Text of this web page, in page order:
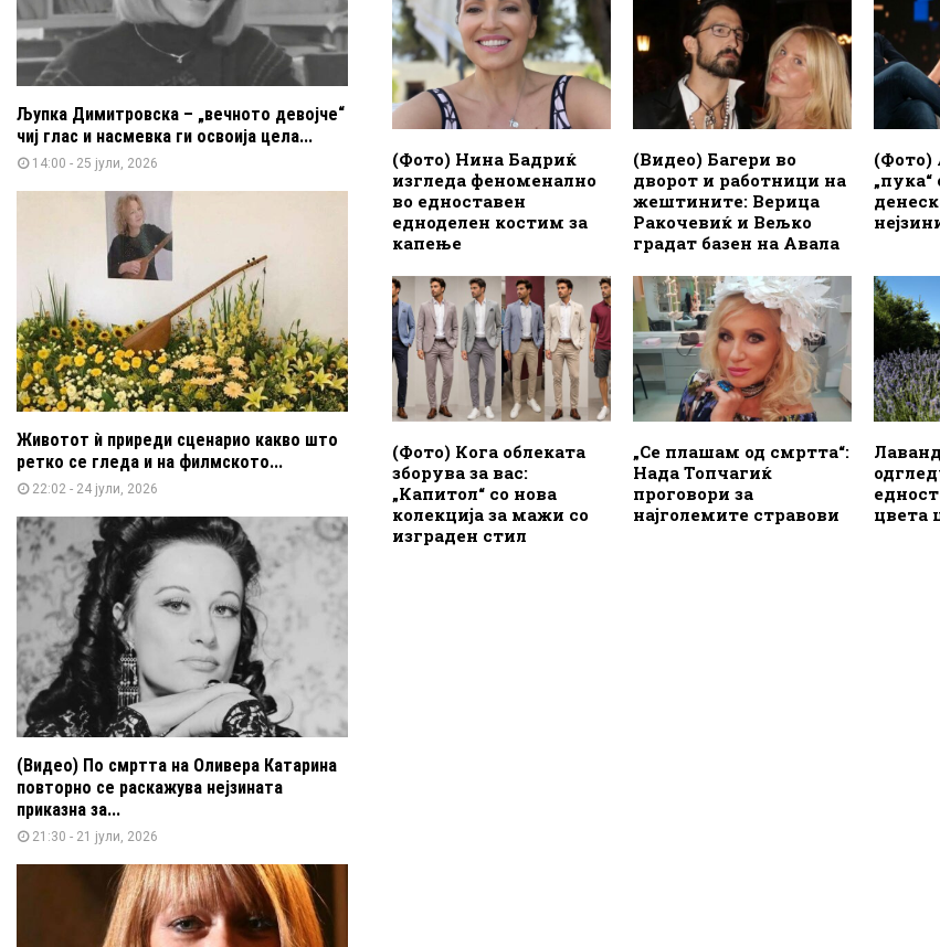
(Фото) Нина Бадриќ
изгледа феноменално
во едноставен
едноделен костим за
капење
(Видео) Багери во
дворот и работници на
жештините: Верица
Ракочевиќ и Вељко
градат базен на Авала
(Фото)
„пука“
(Фото) Кога облеката
зборува за вас:
„Капитол“ со нова
колекција за мажи со
изграден стил
„Се плашам од смртта“:
Нада Топчагиќ
проговори за
најголемите стравови
цвета
Љупка Димитровска – „вечното девојче“
чиј глас и насмевка ги освоија цела...
14:00 - 25 јули, 2026
Животот ѝ приреди сценарио какво што
ретко се гледа и на филмското...
22:02 - 24 јули, 2026
(Видео) По смртта на Оливера Катарина
повторно се раскажува нејзината
приказна за...
21:30 - 21 јули, 2026